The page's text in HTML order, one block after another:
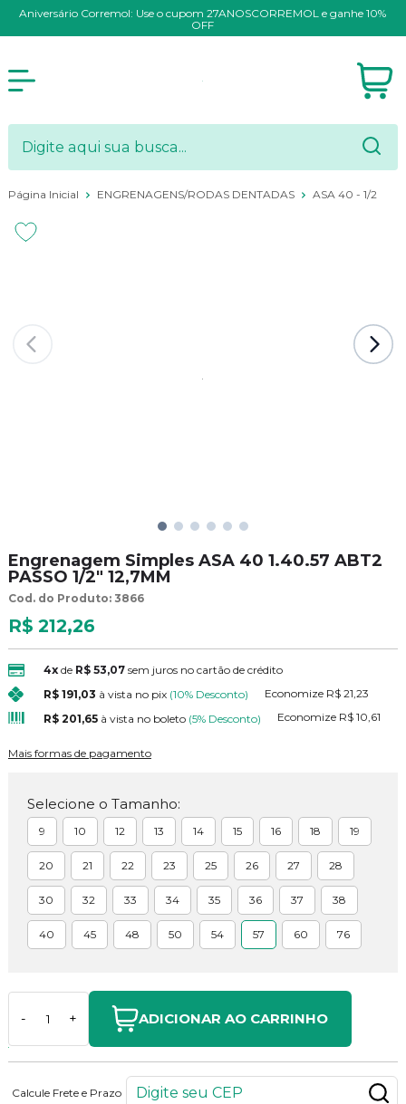
Aniversário Corremol: Use o cupom 27ANOSCORREMOL e ganhe 10%
OFF
Página Inicial ENGRENAGENS/RODAS DENTADAS ASA 40 - 1/2
Engrenagem Simples ASA 40 1.40.57 ABT2
PASSO 1/2" 12,7MM
Cod. do Produto: 3866
R$ 212,26
4xde R$ 53,07 sem juros no cartão de crédito
R$ 191,03 à vista no pix (10% Desconto) Economize R$ 21,23
R$ 201,65 à vista no boleto (5% Desconto) Economize R$ 10,61
Mais formas de pagamento
Selecione o Tamanho:
9 10 12 13 14 15 16 18 19
20 21 22 23 25 26 27 28
30 32 33 34 35 36 37 38
40 45 48 50 54 57 60 76
- + ADICIONAR AO CARRINHO
Calcule Frete e Prazo